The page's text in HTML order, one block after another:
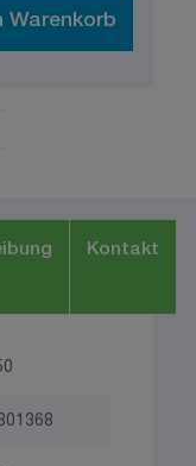
Warenkorb
Kontakt